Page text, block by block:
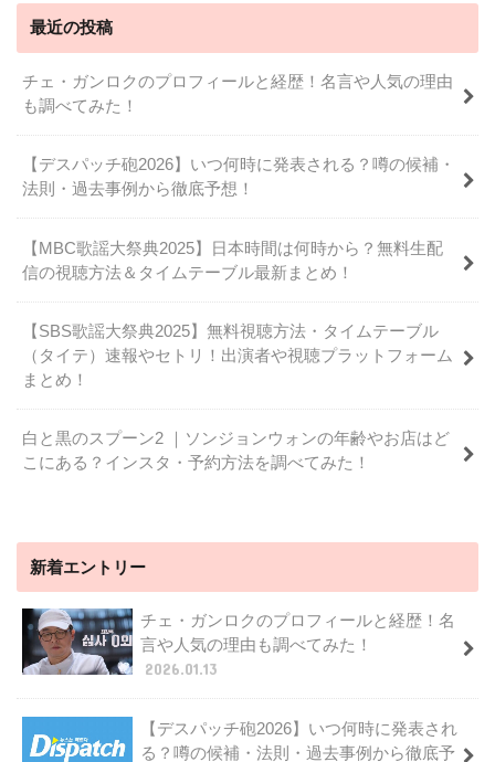
最近の投稿
チェ・ガンロクのプロフィールと経歴！名言や人気の理由
も調べてみた！
【デスパッチ砲2026】いつ何時に発表される？噂の候補・
法則・過去事例から徹底予想！
【MBC歌謡大祭典2025】日本時間は何時から？無料生配
信の視聴方法＆タイムテーブル最新まとめ！
【SBS歌謡大祭典2025】無料視聴方法・タイムテーブル
（タイテ）速報やセトリ！出演者や視聴プラットフォーム
まとめ！
白と黒のスプーン2 ｜ソンジョンウォンの年齢やお店はど
こにある？インスタ・予約方法を調べてみた！
新着エントリー
チェ・ガンロクのプロフィールと経歴！名
言や人気の理由も調べてみた！
2026.01.13
【デスパッチ砲2026】いつ何時に発表され
る？噂の候補・法則・過去事例から徹底予